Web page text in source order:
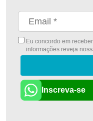
Eu concordo em
informações reveja
Inscreva-se